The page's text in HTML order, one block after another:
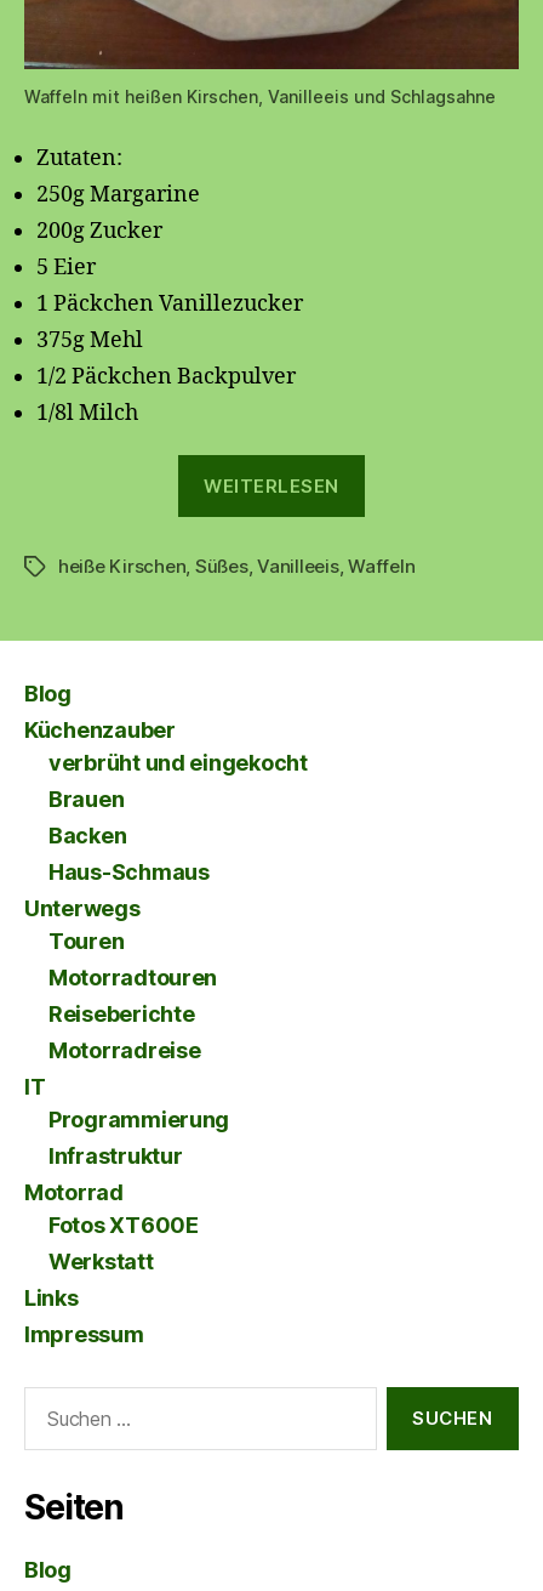
Waffeln mit heißen Kirschen, Vanilleeis und Schlagsahne
Zutaten:
250g Margarine
200g Zucker
5 Eier
1 Päckchen Vanillezucker
375g Mehl
1/2 Päckchen Backpulver
1/8l Milch
WEITERLESEN
ist
🍒
Schlagwörter
heiße Kirschen, Süßes,Vanilleeis,Waffeln
Blog
Küchenzauber
verbrüht und eingekocht
Brauen
Backen
Haus-Schmaus
Unterwegs
Touren
Motorradtouren
Reiseberichte
Motorradreise
IT
Programmierung
Infrastruktur
Motorrad
Fotos XT600E
Werkstatt
Links
Impressum
nach:
Seiten
Blog